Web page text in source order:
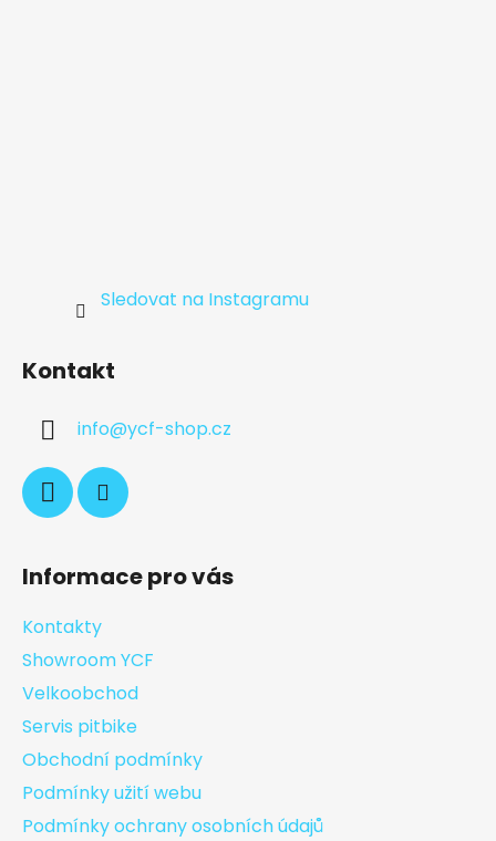
Sledovat na Instagramu
Kontakt
info@ycf-shop.cz
Informace pro vás
Kontakty
Showroom YCF
Velkoobchod
Servis pitbike
Obchodní podmínky
Podmínky užití webu
Podmínky ochrany osobních údajů